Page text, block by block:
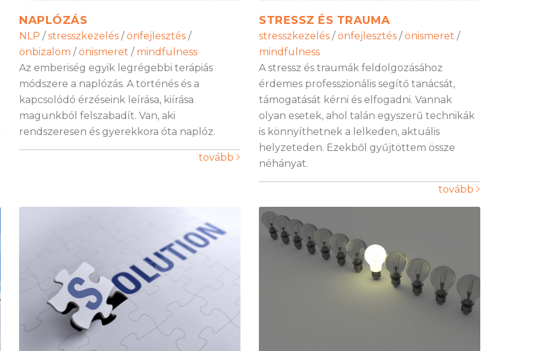
NAPLÓZÁS
NLP / stresszkezelés / önfejlesztés /
önbizalom / önismeret / mindfulness
Az emberiség egyik legrégebbi terápiás
módszere a naplózás. A történés és a
kapcsolódó érzéseink leírása, kiírása
magunkból felszabadít. Van, aki
rendszeresen és gyerekkora óta naplóz.
tovább
STRESSZ ÉS TRAUMA
stresszkezelés / önfejlesztés / önismeret /
mindfulness
A stressz és traumák feldolgozásához
érdemes professzionális segítő tanácsát,
támogatását kérni és elfogadni. Vannak
olyan esetek, ahol talán egyszerű technikák
is könnyíthetnek a lelkeden, aktuális
helyzeteden. Ezekből gyűjtöttem össze
néhányat.
tovább